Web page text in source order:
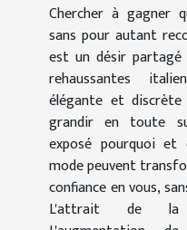
Chercher à gagner
sans pour autant
est un désir partagé
rehaussantes
élégante et
grandir en toute
exposé pourquoi et
mode peuvent
confiance en vous,
L'attrait de la